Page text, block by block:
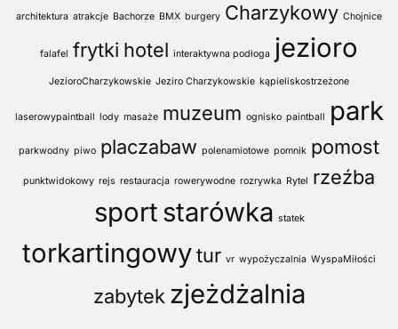
architektura atrakcje Bachorze BMX burgery Charzykowy Chojnice
falafel frytki hotel interaktywna podłoga jezioro
JezioroCharzykowskie Jeziro Charzykowskie kąpieliskostrzeżone
laserowypaintball lody masaże muzeum ognisko paintball park
parkwodny piwo placzabaw polenamiotowe pomnik pomost
punktwidokowy rejs restauracja rowerywodne rozrywka Rytel rzeźba
sport starówka statek
torkartingowytur vr wypożyczalnia WyspaMiłości
zabytek zjeżdżalnia